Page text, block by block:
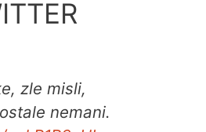
zle misli,
nemani.